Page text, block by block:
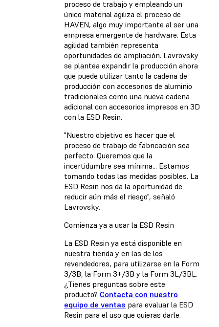
proceso de trabajo y empleando un
único material agiliza el proceso de
HAVEN, algo muy importante al ser una
empresa emergente de hardware. Esta
agilidad también representa
oportunidades de ampliación. Lavrovsky
se plantea expandir la producción ahora
que puede utilizar tanto la cadena de
producción con accesorios de aluminio
tradicionales como una nueva cadena
adicional con accesorios impresos en 3D
con la ESD Resin.
"Nuestro objetivo es hacer que el
proceso de trabajo de fabricación sea
perfecto. Queremos que la
incertidumbre sea mínima... Estamos
tomando todas las medidas posibles. La
ESD Resin nos da la oportunidad de
reducir aún más el riesgo", señaló
Lavrovsky.
Comienza ya a usar la ESD Resin
La ESD Resin ya está disponible en
nuestra tienda y en las de los
revendedores, para utilizarse en la Form
3/3B, la Form 3+/3B y la Form 3L/3BL.
¿Tienes preguntas sobre este
producto? Contacta con nuestro
equipo de ventas para evaluar la ESD
Resin para el uso que quieras darle.